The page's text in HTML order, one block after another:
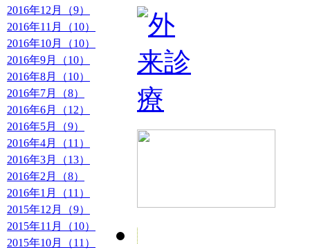
2016年12月（9）
2016年11月（10）
2016年10月（10）
2016年9月（10）
2016年8月（10）
2016年7月（8）
2016年6月（12）
2016年5月（9）
2016年4月（11）
2016年3月（13）
2016年2月（8）
2016年1月（11）
2015年12月（9）
2015年11月（10）
2015年10月（11）